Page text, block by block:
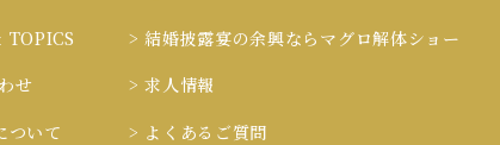
せ
いて
> 結婚披露宴の余興ならマグロ解体ショー
> 求人情報
> よくあるご質問